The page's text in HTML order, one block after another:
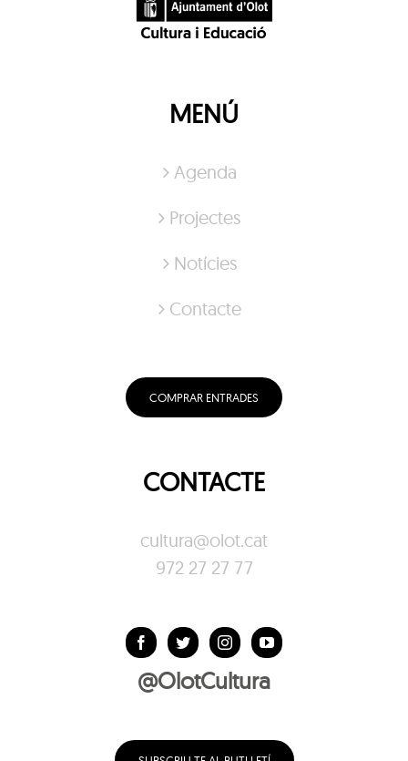
MENÚ
Agenda
Projectes
Notícies
Contacte
COMPRAR ENTRADES
CONTACTE
cultura@olot.cat
972 27 27 77
@OlotCultura